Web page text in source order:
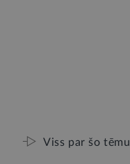
Viss par šo tēmu